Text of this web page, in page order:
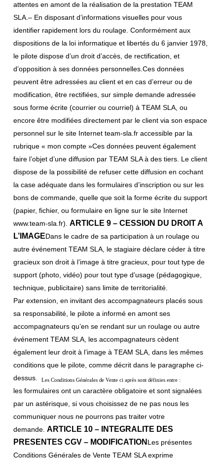
Les Conditions Générales de Vente ci après sont définies entre :
attentes en amont de la réalisation de la prestation TEAM
SLA.– En disposant d’informations visuelles pour vous
identifier rapidement lors du roulage. Conformément aux
dispositions de la loi informatique et libertés du 6 janvier 1978,
le pilote dispose d’un droit d’accès, de rectification, et
d’opposition à ses données personnelles.Ces données
peuvent être adressées au client et en cas d’erreur ou de
modification, être rectifiées, sur simple demande adressée
sous forme écrite (courrier ou courriel) à TEAM SLA, ou
encore être modifiées directement par le client via son espace
personnel sur le site Internet team-sla.fr accessible par la
rubrique « mon compte »Ces données peuvent également
faire l’objet d’une diffusion par TEAM SLA à des tiers. Le client
dispose de la possibilité de refuser cette diffusion en cochant
la case adéquate dans les formulaires d’inscription ou sur les
bons de commande, quelle que soit la forme écrite du support
(papier, fichier, ou formulaire en ligne sur le site Internet
www.team-sla.fr). ARTICLE 9 – CESSION DU DROIT A
L’IMAGEDans le cadre de sa participation à un roulage ou
autre événement TEAM SLA, le stagiaire déclare céder à titre
gracieux son droit à l’image à titre gracieux, pour tout type de
support (photo, vidéo) pour tout type d’usage (pédagogique,
technique, publicitaire) sans limite de territorialité.
Par extension, en invitant des accompagnateurs placés sous
sa responsabilité, le pilote a informé en amont ses
accompagnateurs qu’en se rendant sur un roulage ou autre
événement TEAM SLA, les accompagnateurs cèdent
également leur droit à l’image à TEAM SLA, dans les mêmes
conditions que le pilote, comme décrit dans le paragraphe ci-
dessus.
les formulaires ont un caractère obligatoire et sont signalées
par un astérisque, si vous choisissez de ne pas nous les
communiquer nous ne pourrons pas traiter votre
demande. ARTICLE 10 – INTEGRALITE DES
PRESENTES CGV – MODIFICATION Les présentes
Conditions Générales de Vente TEAM SLA exprime